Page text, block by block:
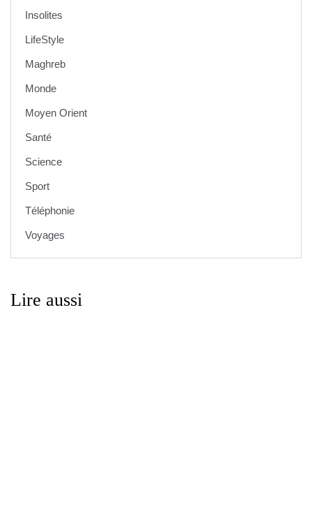
Insolites
LifeStyle
Maghreb
Monde
Moyen Orient
Santé
Science
Sport
Téléphonie
Voyages
Lire aussi